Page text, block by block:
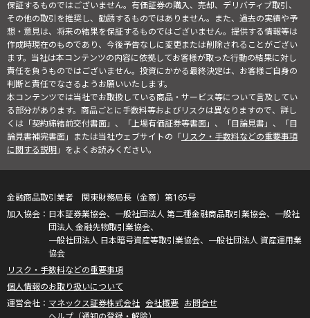
保証するものではございません。有価証券の購入、売却、デリバティブ取引、
その他の取引を推奨し、勧誘するものではありません。また、過去の実績や予
想・意見は、将来の結果を保証するものではございません。提供する情報等は
作成時現在のものであり、今後予告なしに変更または削除されることがござい
ます。当社は本コンテンツの内容に依拠してお客様が取った行動の結果に対し
責任を負うものではございません。投資にかかる最終決定は、お客様ご自身の
判断と責任でなさるようお願いいたします。
本コンテンツでは当社でお取扱している商品・サービス等について言及してい
る部分があります。商品ごとに手数料等およびリスクは異なりますので、詳し
くは「契約締結前交付書面」、「上場有価証券等書面」、「目論見書」、「目
論見書補完書面」または当社ウェブサイトの「リスク・手数料などの重要事項
に関する説明」をよくお読みください。
金融商品取引業者 関東財務局長（金商）第165号
日本証券業協会、一般社団法人 第二種金融商品取引業協会、一般社
団法人 金融先物取引業協会、
一般社団法人 日本暗号資産等取引業協会、一般社団法人 資産運用業
協会
リスク・手数料などの重要事項
個人情報のお取り扱いについて
マネックス証券株式会社 会社概要 お問合せ